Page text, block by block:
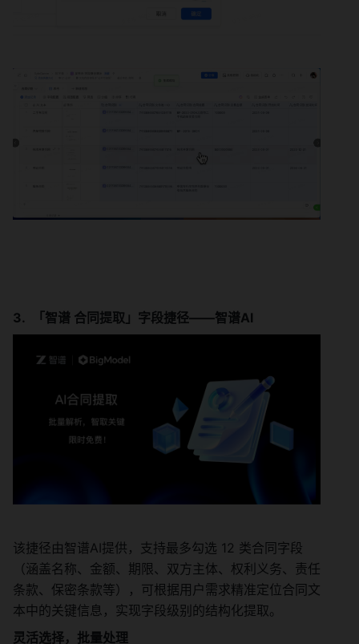
「智谱 合同提取」字段捷径——智谱AI
该捷径由智谱AI提供，支持最多勾选 12 类合同字段
（涵盖名称、金额、期限、双方主体、权利义务、责任
条款、保密条款等），可根据用户需求精准定位合同文
本中的关键信息，实现字段级别的结构化提取。
灵活选择，批量处理